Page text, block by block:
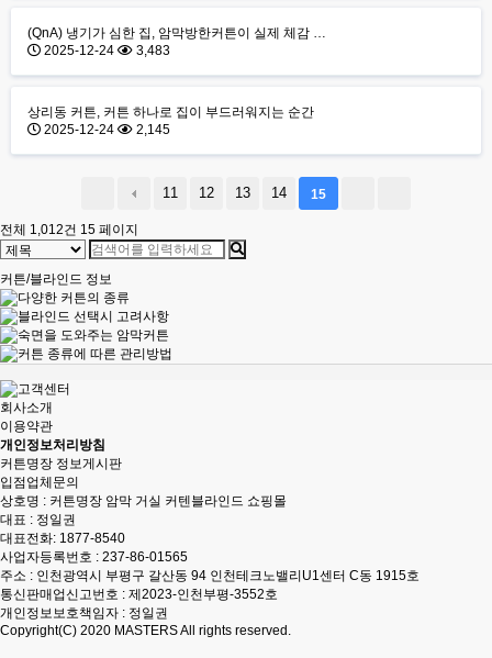
(QnA) 냉기가 심한 집, 암막방한커튼이 실제 체감 …
2025-12-24
3,483
상리동 커튼, 커튼 하나로 집이 부드러워지는 순간
2025-12-24
2,145
11 12 13 14 15
전체 1,012건 15 페이지
커튼/블라인드 정보
회사소개
이용약관
개인정보처리방침
커튼명장 정보게시판
입점업체문의
상호명 : 커튼명장 암막 거실 커텐블라인드 쇼핑몰
대표 : 정일권
대표전화: 1877-8540
사업자등록번호 : 237-86-01565
주소 : 인천광역시 부평구 갈산동 94 인천테크노밸리U1센터 C동 1915호
통신판매업신고번호 : 제2023-인천부평-3552호
개인정보보호책임자 : 정일권
Copyright(C) 2020 MASTERSAll rights reserved.